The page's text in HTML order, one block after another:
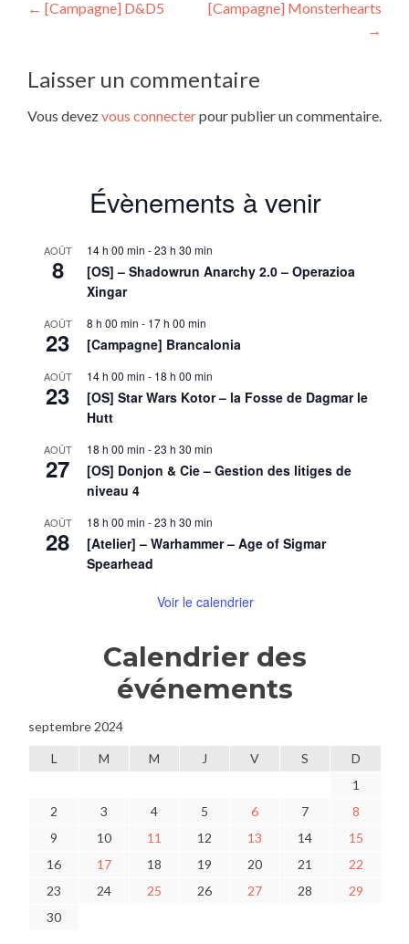
Navigation
l’article
← [Campagne] D&D5
[Campagne] Monsterhearts
→
Laisser un commentaire
Vous devezvous connecterpour publier un commentaire.
Évènements à venir
AOÛT
8
14 h 00 min -23 h 30 min
[OS] – Shadowrun Anarchy 2.0 – Operazioa
Xingar
AOÛT
23
8 h 00 min - 17 h 00 min
[Campagne] Brancalonia
AOÛT
23
14 h 00 min - 18 h 00 min
[OS] Star Wars Kotor – la Fosse de Dagmar le
Hutt
AOÛT
27
18 h 00 min -23 h 30 min
[OS] Donjon & Cie – Gestion des litiges de
niveau 4
AOÛT
28
18 h 00 min -23 h 30 min
[Atelier] – Warhammer – Age of Sigmar
Spearhead
Voir le calendrier
Calendrier des
événements
septembre 2024
L M M J V S
D
1
2
3 4 5 6 7
8
9
10 11 12 13 14
15
16
17 18 19 20 21
22
23
24 25 26 27 28
29
30